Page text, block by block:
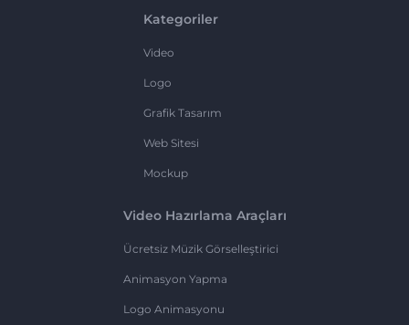
Kategoriler
Video
Logo
Grafik Tasarım
Web Sitesi
Mockup
Video Hazırlama Araçları
Ücretsiz Müzik Görselleştirici
Animasyon Yapma
Logo Animasyonu